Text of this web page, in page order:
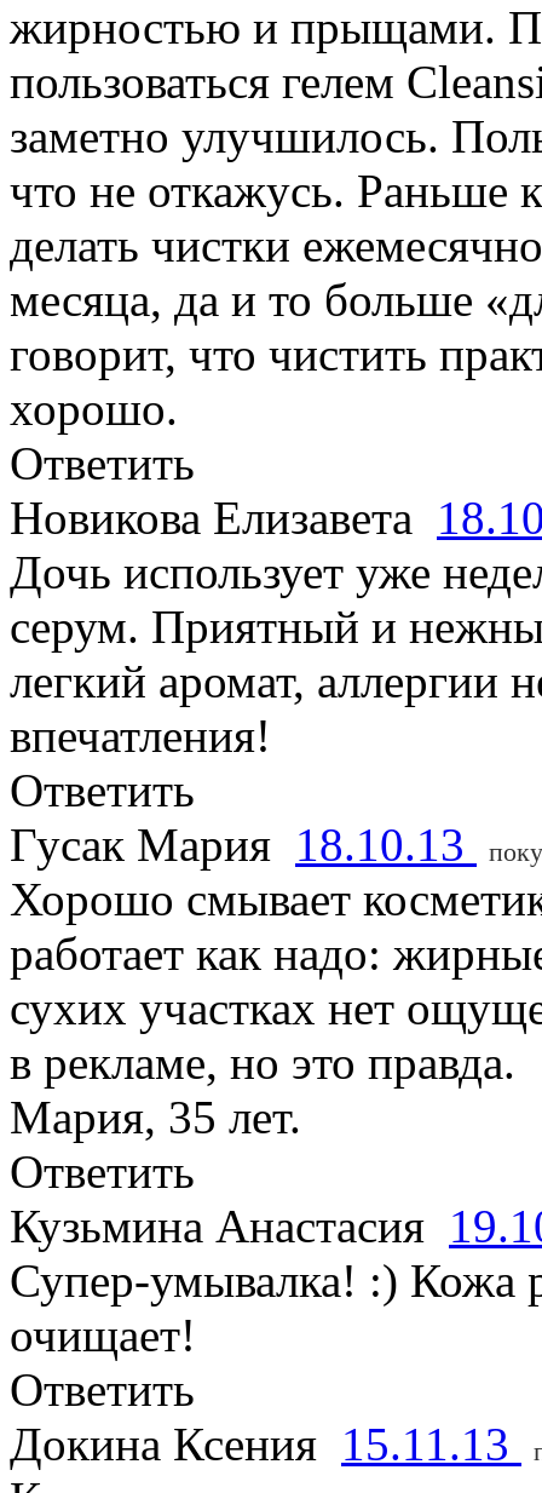
жирностью и прыщами.
пользоваться гелем
заметно улучшилось.
что не откажусь. Раньше
делать чистки
месяца, да и то больше
говорит, что чистить
хорошо.
Ответить
Новикова Елизавета
Дочь использует уже
серум. Приятный и
легкий аромат, аллергии
впечатления!
Ответить
Гусак Мария 18.10.13
Хорошо смывает
работает как надо:
сухих участках нет
в рекламе, но это правда.
Мария, 35 лет.
Ответить
Кузьмина Анастасия
Супер-умывалка! :) Кожа
очищает!
Ответить
Докина Ксения 15.11.13